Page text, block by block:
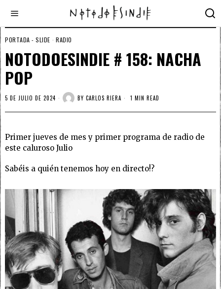
PORTADA - SLIDE · RADIO
NOTODOESINDIE # 158: NACHA
POP
5 DE JULIO DE 2024 BY CARLOS RIERA 1 MIN READ
Primer jueves de mes y primer programa de radio de
este caluroso Julio
Sabéis a quién tenemos hoy en directo!?